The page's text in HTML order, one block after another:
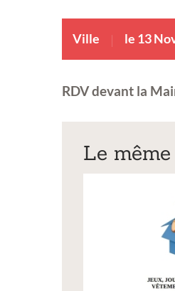
Ville le 13
RDV devant la
Le même